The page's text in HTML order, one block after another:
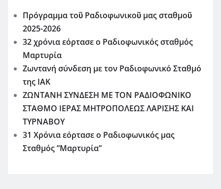
Πρόγραμμα τοῦ Ραδιοφωνικοῦ μας σταθμοῦ
2025-2026
32 χρόνια εόρτασε ο Ραδιοφωνικός σταθμός
Μαρτυρία
Ζωντανή σύνδεση με τον Ραδιοφωνικό Σταθμό
της ΙΑΚ
ΖΩΝΤΑΝΗ ΣΥΝΔΕΣΗ ΜΕ ΤΟΝ ΡΑΔΙΟΦΩΝΙΚΟ
ΣΤΑΘΜΟ ΙΕΡΑΣ ΜΗΤΡΟΠΟΛΕΩΣ ΛΑΡΙΣΗΣ ΚΑΙ
ΤΥΡΝΑΒΟΥ
31 Χρόνια εόρτασε ο Ραδιοφωνικός μας
Σταθμός ”Μαρτυρία”